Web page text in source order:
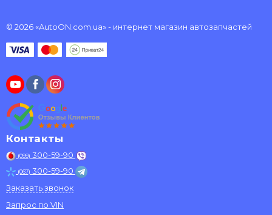
© 2026 «AutoON.com.ua» - интернет магазин автозапчастей
Контакты
(099) 300-59-90
(067) 300-59-90
Заказать звонок
Запрос по VIN